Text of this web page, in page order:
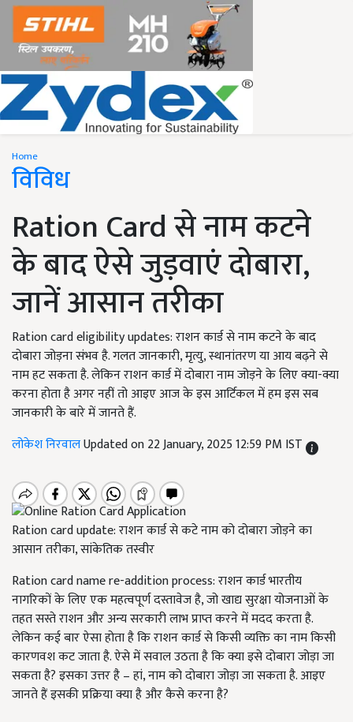
Home
विविध
Ration Card से नाम कटने
के बाद ऐसे जुड़वाएं दोबारा,
जानें आसान तरीका
Ration card eligibility updates: राशन कार्ड से नाम कटने के बाद
दोबारा जोड़ना संभव है. गलत जानकारी, मृत्यु, स्थानांतरण या आय बढ़ने से
नाम हट सकता है. लेकिन राशन कार्ड में दोबारा नाम जोड़ने के लिए क्या-क्या
करना होता है अगर नहीं तो आइए आज के इस आर्टिकल में हम इस सब
जानकारी के बारे में जानते हैं.
लोकेश निरवालUpdated on 22 January, 2025 12:59 PM IST
Ration card update: राशन कार्ड से कटे नाम को दोबारा जोड़ने का
आसान तरीका, सांकेतिक तस्वीर
Ration card name re-addition process: राशन कार्ड भारतीय
नागरिकों के लिए एक महत्वपूर्ण दस्तावेज है, जो खाद्य सुरक्षा योजनाओं के
तहत सस्ते राशन और अन्य सरकारी लाभ प्राप्त करने में मदद करता है.
लेकिन कई बार ऐसा होता है कि राशन कार्ड से किसी व्यक्ति का नाम किसी
कारणवश कट जाता है. ऐसे में सवाल उठता है कि क्या इसे दोबारा जोड़ा जा
सकता है? इसका उत्तर है – हां, नाम को दोबारा जोड़ा जा सकता है. आइए
जानते हैं इसकी प्रक्रिया क्या है और कैसे करना है?